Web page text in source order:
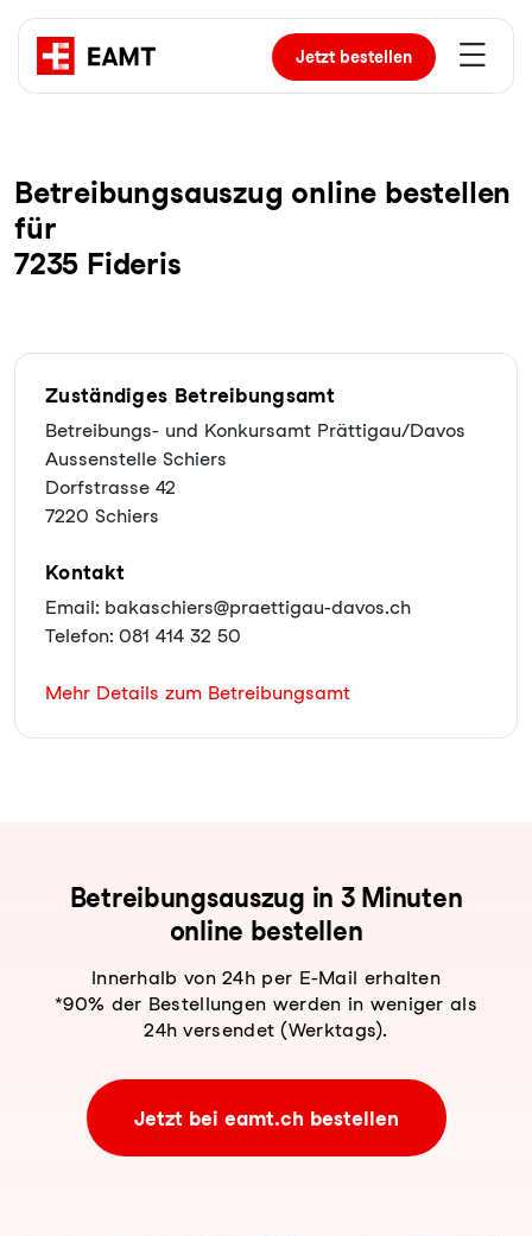
Jetztbestellen
Be­trei­bungs­aus­zug online bestellen
für
7235 Fideris
Zuständiges Betreibungsamt
Betreibungs- und Konkursamt Prättigau/Davos
Aussenstelle Schiers
Dorfstrasse 42
7220 Schiers
Kontakt
Email: bakaschiers@praettigau-davos.ch
Telefon: 081 414 32 50
Mehr Details zum Betreibungsamt
Be­trei­bungs­aus­zug in 3 Minuten
online bestellen
Innerhalb von 24h per E-Mail erhalten
*90% der Bestellungen werden in weniger als
24h versendet (Werktags).
Jetzt bei eamt.ch bestellen